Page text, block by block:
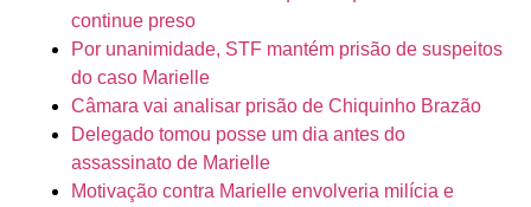
continue preso
Por unanimidade, STF mantém prisão de suspeitos
do caso Marielle
Câmara vai analisar prisão de Chiquinho Brazão
Delegado tomou posse um dia antes do
assassinato de Marielle
Motivação contra Marielle envolveria milícia e